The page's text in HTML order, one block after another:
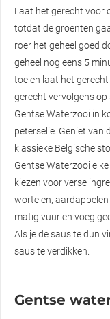
Laat het gerecht voor
totdat de groenten
roer het geheel goed
geheel nog eens 5
toe en laat het
gerecht vervolgens op
Gentse Waterzooi in
peterselie. Geniet van
klassieke Belgische
Gentse Waterzooi
kiezen voor verse
wortelen,
matig vuur en voeg
Als je de saus te dun
saus te verdikken.
Gentse